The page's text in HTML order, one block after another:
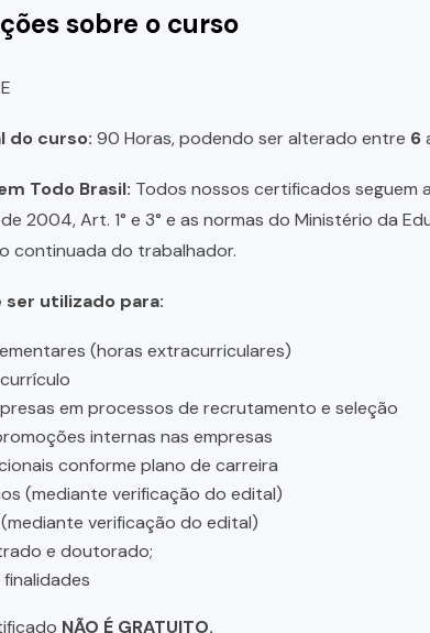
sobre o curso
do curso: 90 Horas, podendo ser alterado entre 6
Todo Brasil: Todos nossos certificados seguem
2004, Art. 1° e 3° e as normas do Ministério da
continuada do trabalhador.
utilizado para:
(horas extracurriculares)
em processos de recrutamento e seleção
internas nas empresas
conforme plano de carreira
(mediante verificação do edital)
verificação do edital)
e doutorado;
NÃO É GRATUITO.